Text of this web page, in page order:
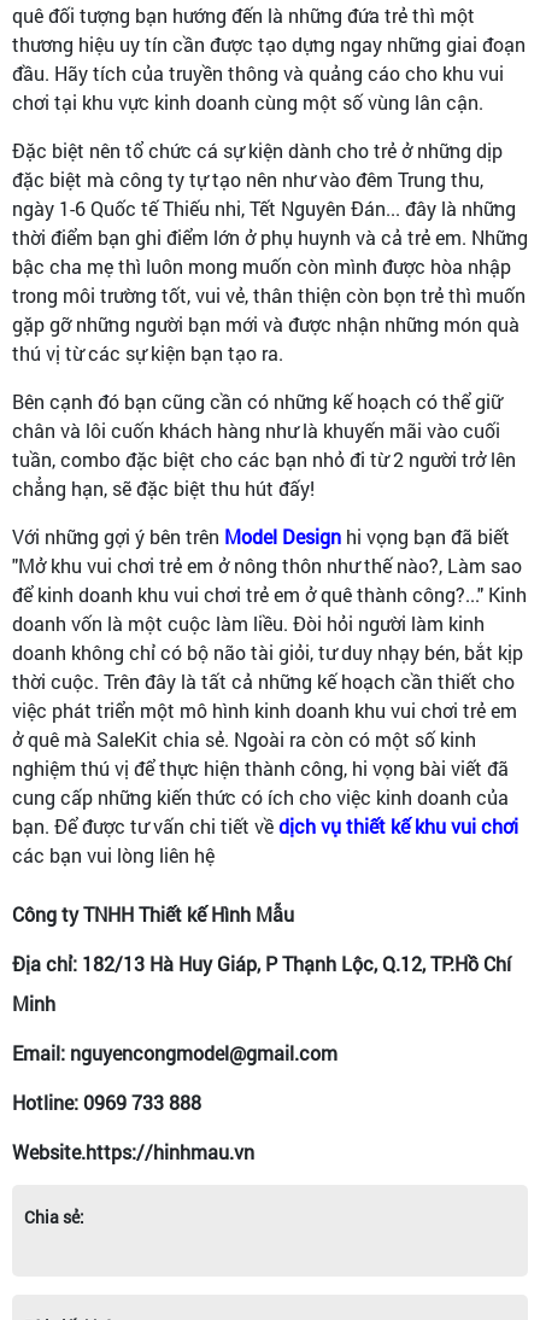
quê đối tượng bạn hướng đến là những đứa trẻ thì một
thương hiệu uy tín cần được tạo dựng ngay những giai đoạn
đầu. Hãy tích của truyền thông và quảng cáo cho khu vui
chơi tại khu vực kinh doanh cùng một số vùng lân cận.
Đặc biệt nên tổ chức cá sự kiện dành cho trẻ ở những dịp
đặc biệt mà công ty tự tạo nên như vào đêm Trung thu,
ngày 1-6 Quốc tế Thiếu nhi, Tết Nguyên Đán... đây là những
thời điểm bạn ghi điểm lớn ở phụ huynh và cả trẻ em. Những
bậc cha mẹ thì luôn mong muốn còn mình được hòa nhập
trong môi trường tốt, vui vẻ, thân thiện còn bọn trẻ thì muốn
gặp gỡ những người bạn mới và được nhận những món quà
thú vị từ các sự kiện bạn tạo ra.
Bên cạnh đó bạn cũng cần có những kế hoạch có thể giữ
chân và lôi cuốn khách hàng như là khuyến mãi vào cuối
tuần, combo đặc biệt cho các bạn nhỏ đi từ 2 người trở lên
chẳng hạn, sẽ đặc biệt thu hút đấy!
Với những gợi ý bên trên Model Design hi vọng bạn đã biết
"Mở khu vui chơi trẻ em ở nông thôn như thế nào?, Làm sao
để kinh doanh khu vui chơi trẻ em ở quê thành công?..." Kinh
doanh vốn là một cuộc làm liều. Đòi hỏi người làm kinh
doanh không chỉ có bộ não tài giỏi, tư duy nhạy bén, bắt kịp
thời cuộc. Trên đây là tất cả những kế hoạch cần thiết cho
việc phát triển một mô hình kinh doanh khu vui chơi trẻ em
ở quê mà SaleKit chia sẻ. Ngoài ra còn có một số kinh
nghiệm thú vị để thực hiện thành công, hi vọng bài viết đã
cung cấp những kiến thức có ích cho việc kinh doanh của
bạn. Để được tư vấn chi tiết vềdịch vụ thiết kế khu vui chơi
các bạn vui lòng liên hệ
Công ty TNHH Thiết kế Hình Mẫu
Địa chỉ: 182/13 Hà Huy Giáp, P Thạnh Lộc, Q.12, TP.Hồ Chí
Minh
Email: nguyencongmodel@gmail.com
Hotline: 0969 733 888
Website.https://hinhmau.vn
Chia sẻ: